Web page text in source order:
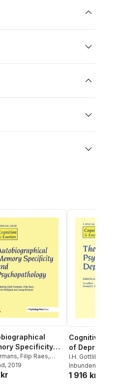
Specificity
, Filip Raes,
Philipott
, 2019
Cognitive
of Depression
I.H. Gottlib
Inbunden
1 916 kr